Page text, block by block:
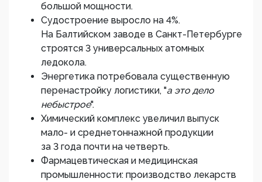
большой мощности.
Судостроение выросло на 4%.
На Балтийском заводе в Санкт-Петербурге
строятся 3 универсальных атомных
ледокола.
Энергетика потребовала существенную
перенастройку логистики, "а это дело
небыстрое".
Химический комплекс увеличил выпуск
мало- и среднетоннажной продукции
за 3 года почти на четверть.
Фармацевтическая и медицинская
промышленности: производство лекарств